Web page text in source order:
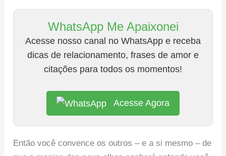
WhatsApp Me Apaixonei
Acesse nosso canal no WhatsApp e receba
dicas de relacionamento, frases de amor e
citações para todos os momentos!
Acesse Agora
Então você convence os outros – e a si mesmo – de